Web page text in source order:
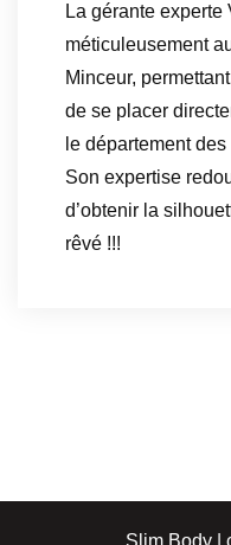
La gérante experte
méticuleusement
Minceur,
de se placer
le département
Son expertise
d’obtenir la
rêvé !!!